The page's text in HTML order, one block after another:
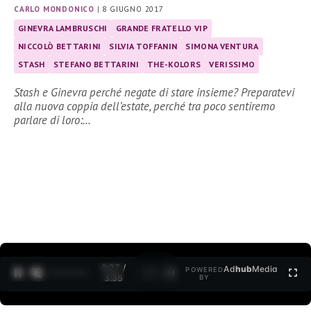
CARLO MONDONICO | 8 GIUGNO 2017
GINEVRA LAMBRUSCHI
GRANDE FRATELLO VIP
NICCOLÒ BETTARINI
SILVIA TOFFANIN
SIMONA VENTURA
STASH
STEFANO BETTARINI THE-KOLORS VERISSIMO
Stash e Ginevra perché negate di stare insieme? Preparatevi
alla nuova coppia dell’estate, perché tra poco sentiremo
parlare di loro:…
0:27 /
3:35
POWERED
BY
AdhubMedia